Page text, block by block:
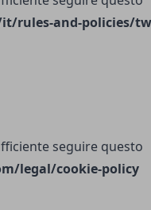
rules-and-policies/
seguire questo
legal/cookie-policy